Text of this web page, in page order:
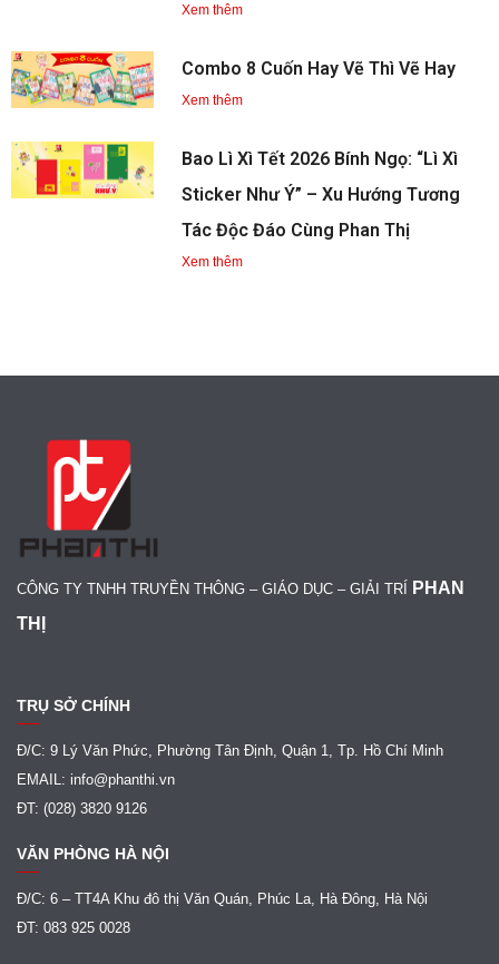
Xem thêm
Combo 8 Cuốn Hay Vẽ Thì Vẽ Hay
Xem thêm
Bao Lì Xì Tết 2026 Bính Ngọ: “Lì Xì
Sticker Như Ý” – Xu Hướng Tương
Tác Độc Đáo Cùng Phan Thị
Xem thêm
CÔNG TY TNHH TRUYỀN THÔNG – GIÁO DỤC – GIẢI TRÍ
PHAN
THỊ
TRỤ SỞ CHÍNH
Đ/C: 9 Lý Văn Phức, Phường Tân Định, Quận 1, Tp. Hồ Chí Minh
EMAIL: info@phanthi.vn
ĐT: (028) 3820 9126
VĂN PHÒNG HÀ NỘI
Đ/C: 6 – TT4A Khu đô thị Văn Quán, Phúc La, Hà Đông, Hà Nội
ĐT: 083 925 0028